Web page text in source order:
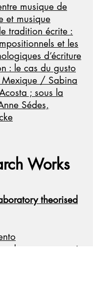
musique de
et musique
tradition écrite :
et les
d’écriture
: le cas du gusto
/ Sabina
; sous la
Sédes,
Works
theorised
computer music